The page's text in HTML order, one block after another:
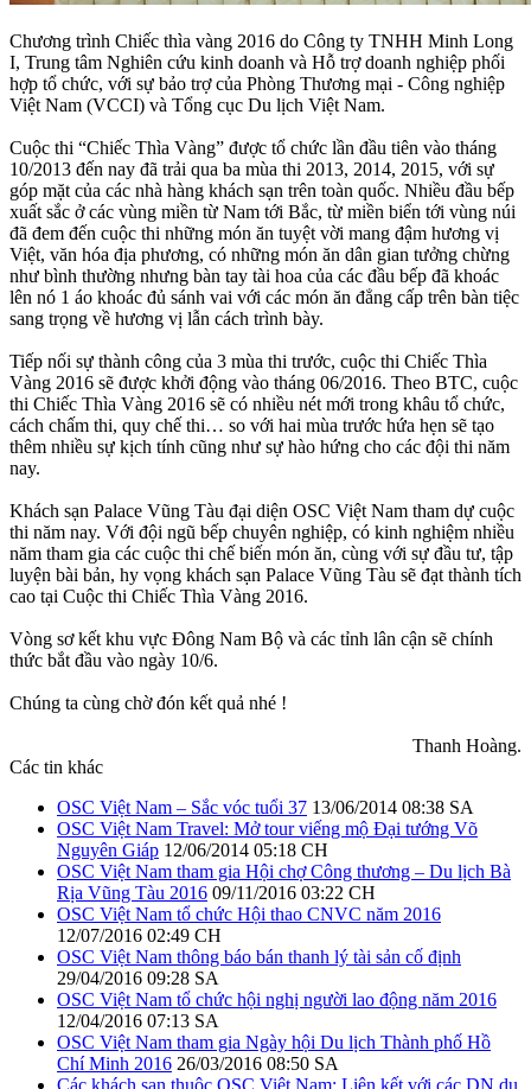
Chương trình Chiếc thìa vàng 2016 do Công ty TNHH Minh Long
I, Trung tâm Nghiên cứu kinh doanh và Hỗ trợ doanh nghiệp phối
hợp tổ chức, với sự bảo trợ của Phòng Thương mại - Công nghiệp
Việt Nam (VCCI) và Tổng cục Du lịch Việt Nam.
Cuộc thi “Chiếc Thìa Vàng” được tổ chức lần đầu tiên vào tháng
10/2013 đến nay đã trải qua ba mùa thi 2013, 2014, 2015, với sự
góp mặt của các nhà hàng khách sạn trên toàn quốc. Nhiều đầu bếp
xuất sắc ở các vùng miền từ Nam tới Bắc, từ miền biển tới vùng núi
đã đem đến cuộc thi những món ăn tuyệt vời mang đậm hương vị
Việt, văn hóa địa phương, có những món ăn dân gian tưởng chừng
như bình thường nhưng bàn tay tài hoa của các đầu bếp đã khoác
lên nó 1 áo khoác đủ sánh vai với các món ăn đẳng cấp trên bàn tiệc
sang trọng về hương vị lẫn cách trình bày.
Tiếp nối sự thành công của 3 mùa thi trước, cuộc thi Chiếc Thìa
Vàng 2016 sẽ được khởi động vào tháng 06/2016. Theo BTC, cuộc
thi Chiếc Thìa Vàng 2016 sẽ có nhiều nét mới trong khâu tổ chức,
cách chấm thi, quy chế thi… so với hai mùa trước hứa hẹn sẽ tạo
thêm nhiều sự kịch tính cũng như sự hào hứng cho các đội thi năm
nay.
Khách sạn Palace Vũng Tàu đại diện OSC Việt Nam tham dự cuộc
thi năm nay. Với đội ngũ bếp chuyên nghiệp, có kinh nghiệm nhiều
năm tham gia các cuộc thi chế biến món ăn, cùng với sự đầu tư, tập
luyện bài bản, hy vọng khách sạn Palace Vũng Tàu sẽ đạt thành tích
cao tại Cuộc thi Chiếc Thìa Vàng 2016.
Vòng sơ kết khu vực Đông Nam Bộ và các tỉnh lân cận sẽ chính
thức bắt đầu vào ngày 10/6.
Chúng ta cùng chờ đón kết quả nhé !
Thanh Hoàng.
Các tin khác
OSC Việt Nam – Sắc vóc tuổi 37 13/06/2014 08:38 SA
OSC Việt Nam Travel: Mở tour viếng mộ Đại tướng Võ
Nguyên Giáp 12/06/2014 05:18 CH
OSC Việt Nam tham gia Hội chợ Công thương – Du lịch Bà
Rịa Vũng Tàu 2016 09/11/2016 03:22 CH
OSC Việt Nam tổ chức Hội thao CNVC năm 2016
12/07/2016 02:49 CH
OSC Việt Nam thông báo bán thanh lý tài sản cố định
29/04/2016 09:28 SA
OSC Việt Nam tổ chức hội nghị người lao động năm 2016
12/04/2016 07:13 SA
OSC Việt Nam tham gia Ngày hội Du lịch Thành phố Hồ
Chí Minh 2016 26/03/2016 08:50 SA